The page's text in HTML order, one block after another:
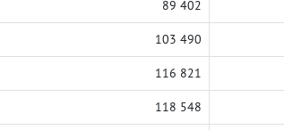
89 402
103 490
116 821
118 548